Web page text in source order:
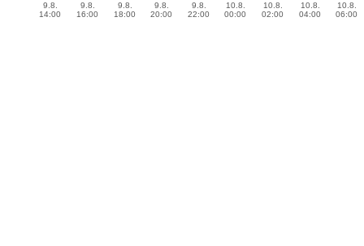
9.8.
14:00
9.8.
16:00
9.8.
18:00
9.8.
20:00
9.8.
22:00
10.8.
00:00
10.8.
02:00
10.8.
04:00
10.8.
06:00